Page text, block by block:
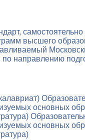
высшего
направлению
основных
основных